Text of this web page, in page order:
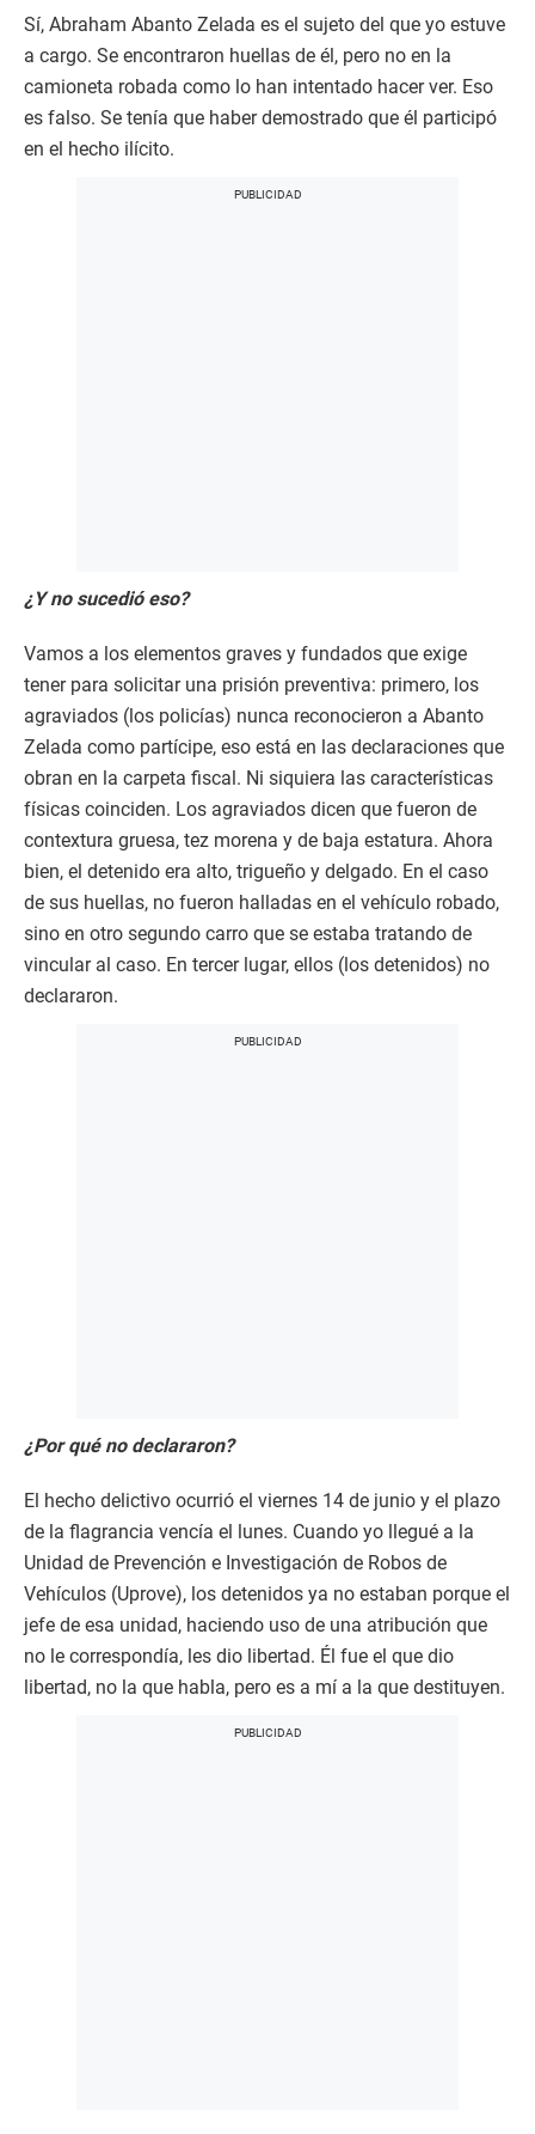
Sí, Abraham Abanto Zelada es el sujeto del que yo estuve
a cargo. Se encontraron huellas de él, pero no en la
camioneta robada como lo han intentado hacer ver. Eso
es falso. Se tenía que haber demostrado que él participó
en el hecho ilícito.
¿Y no sucedió eso?
Vamos a los elementos graves y fundados que exige
tener para solicitar una prisión preventiva: primero, los
agraviados (los policías) nunca reconocieron a Abanto
Zelada como partícipe, eso está en las declaraciones que
obran en la carpeta fiscal. Ni siquiera las características
físicas coinciden. Los agraviados dicen que fueron de
contextura gruesa, tez morena y de baja estatura. Ahora
bien, el detenido era alto, trigueño y delgado. En el caso
de sus huellas, no fueron halladas en el vehículo robado,
sino en otro segundo carro que se estaba tratando de
vincular al caso. En tercer lugar, ellos (los detenidos) no
declararon.
¿Por qué no declararon?
El hecho delictivo ocurrió el viernes 14 de junio y el plazo
de la flagrancia vencía el lunes. Cuando yo llegué a la
Unidad de Prevención e Investigación de Robos de
Vehículos (Uprove), los detenidos ya no estaban porque el
jefe de esa unidad, haciendo uso de una atribución que
no le correspondía, les dio libertad. Él fue el que dio
libertad, no la que habla, pero es a mí a la que destituyen.